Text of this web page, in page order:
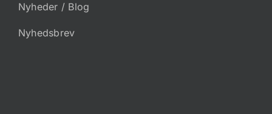
Nyheder / Blog
Nyhedsbrev